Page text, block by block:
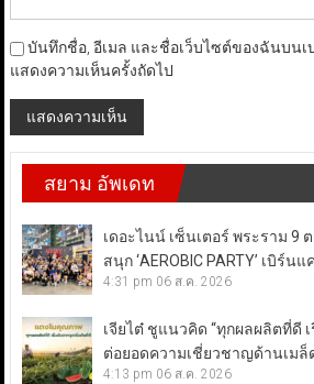
บันทึกชื่อ, อีเมล และชื่อเว็บไซต์ของฉันบนเ
แสดงความเห็นครั้งถัดไป
สยาม อัพเดท
เดอะไนน์ เซ็นเตอร์ พระราม 9
สนุก ‘AEROBIC PARTY’ เบิร์
4:31 pm 06 ส.ค. 2026
เจียไต๋ ชูแนวคิด “ทุกผลผลิตที่ดี
ต่อยอดความเชี่ยวชาญด้านเม
4:13 pm 06 ส.ค. 2026